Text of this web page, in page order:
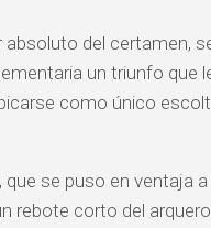
absoluto del certamen,
un triunfo que
como único
se puso en ventaja
rebote corto del